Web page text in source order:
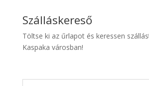
Kiwi
Taxi
Szálláskereső
Töltse ki az űrlapot és keressen
Kaspaka városban!